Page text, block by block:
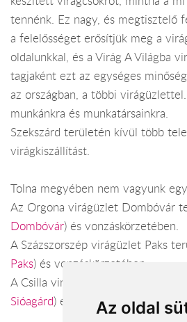
Az oldal
tennénk. Ez nagy, és megtisztelő
a felelősséget erősítjük meg a
oldalunkkal, és a Virág A Világba
tagjaként ezt az egységes
az országban, a többi
munkánkra és munkatársainkra.
Szekszárd területén kívül több
virágkiszállítást.
Tolna megyében nem vagyunk
Az Orgona virágüzlet Dombóvár
Dombóvár) és vonzáskörzetében.
A Százszorszép virágüzlet Paks
Paks) és vonzáskörzetében.
A Csilla virág ajándék Sióagárd
Sióagárd) és vonzáskörzetében.